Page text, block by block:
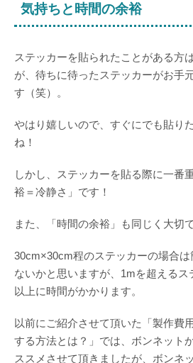
気持ちと時間の余裕
ステッカーを貼られたことがある方
が、待ちに待ったステッカーがお手
す（笑）。
やはり嬉しいので、すぐにでも貼り
ね！
しかし、ステッカーを貼る際に一番
裕＝冷静さ」です！
また、「時間の余裕」も同じく大切
30cm×30cm程のステッカーの場合
ないかと思いますが、1mを超えるス
以上に時間がかかります。
以前にご紹介させて頂いた「製作費
する方法とは？」では、ボンネット
ススメさせて頂きましたが、ボンネ